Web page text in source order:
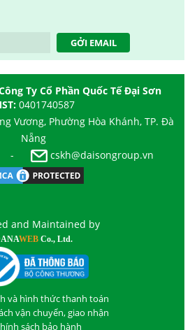
GỞI EMAIL
Ty Cổ Phần Quốc Tế Đại Sơn
0401740587
Vương, Phường Hòa Khánh, TP. Đà
Nẵng
cskh@daisongroup.vn
and Maintained by
WEB Co., Ltd.
và hình thức thanh toán
vận chuyển, giao nhận
sách bảo hành